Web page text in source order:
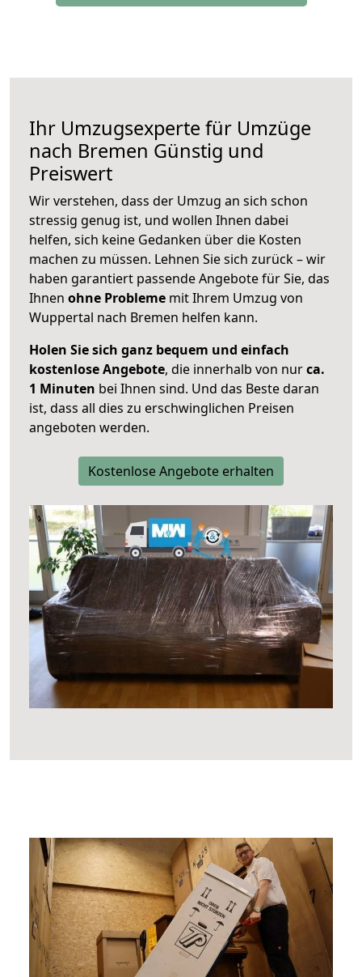
Ihr Umzugsexperte für Umzüge
nach Bremen Günstig und
Preiswert
Wir verstehen, dass der Umzug an sich schon
stressig genug ist, und wollen Ihnen dabei
helfen, sich keine Gedanken über die Kosten
machen zu müssen. Lehnen Sie sich zurück – wir
haben garantiert passende Angebote für Sie, das
Ihnen ohne Probleme mit Ihrem Umzug von
Wuppertal nach Bremen helfen kann.
Holen Sie sich ganz bequem und einfach
kostenlose Angebote, die innerhalb von nurca.
1 Minuten bei Ihnen sind. Und das Beste daran
ist, dass all dies zu erschwinglichen Preisen
angeboten werden.
Kostenlose Angebote erhalten